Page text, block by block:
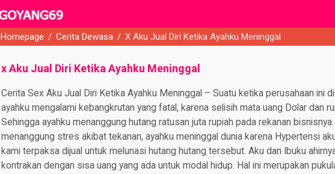
Homepage / Cerita Dewasa / X Aku Jual Diri Ketika Ayahku Meninggal
x Aku Jual Diri Ketika Ayahku Meninggal
Cerita Sex Aku Jual Diri Ketika Ayahku Meninggal – Suatu ketika perusahaan ini
ayahku mengalami kebangkrutan yang fatal, karena selisih mata uang Dolar dan
Sehingga ayahku menanggung hutang ratusan juta rupiah pada rekanan
menanggung stres akibat tekanan, ayahku meninggal dunia karena Hypertensi
kami terpaksa dijual untuk melunasi hutang hutang tersebut. Aku dan Ibuku
kontrakan dengan sisa uang yang ada untuk modal hidup. Hal ini merupakan